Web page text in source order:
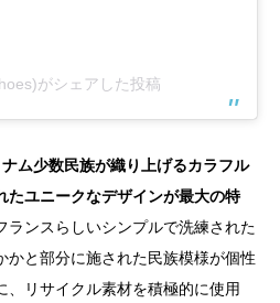
がシェアした投稿
ム少数民族が織り上げるカラフル
たユニークなデザインが最大の特
ランスらしいシンプルで洗練された
かと部分に施された民族模様が個性
、リサイクル素材を積極的に使用